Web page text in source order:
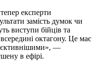
експерти
замість думок чи
виступи бійців та
октагону. Це має
—
в ефірі.